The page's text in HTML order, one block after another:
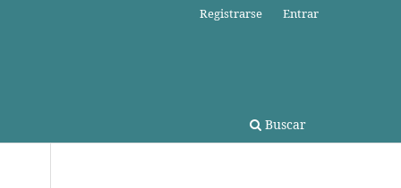
Buscar
Registrarse Entrar